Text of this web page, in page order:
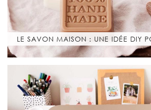
LE SAVON MAISON : UNE IDÉE DIY